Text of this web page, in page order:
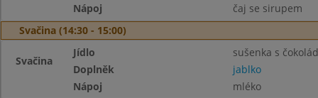
Nápoj
čaj se sirupem
Svačina (14:30 - 15:00)
Svačina
Jídlo
sušenka s
Doplněk
jablko
Nápoj
mléko